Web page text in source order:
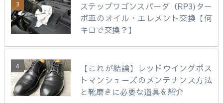
ステップワゴンスパーダ（RP3)ター
ボ車のオイル・エレメント交換【何
キロで交換？】
【これが結論】レッドウイングポス
トマンシューズのメンテナンス方法
と靴磨きに必要な道具を紹介